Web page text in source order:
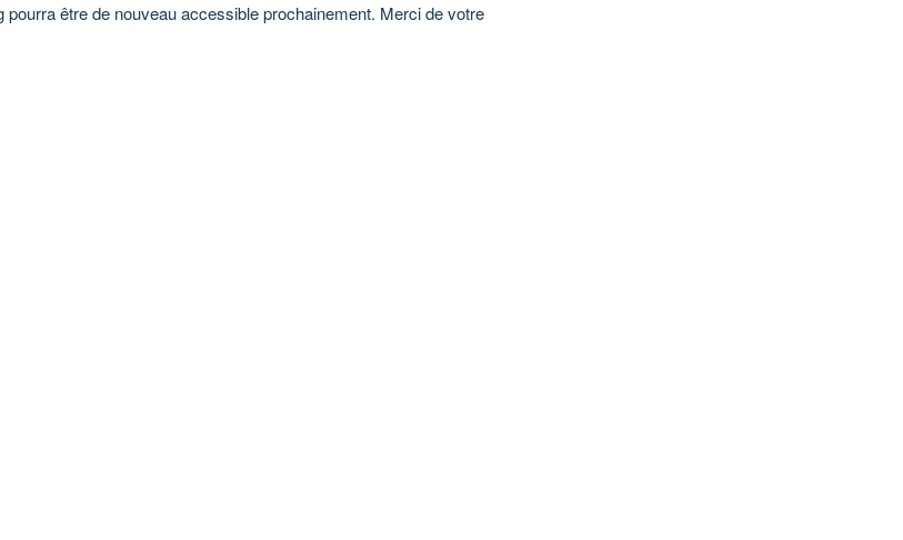
pourra être de nouveau accessible prochainement. Merci de votre